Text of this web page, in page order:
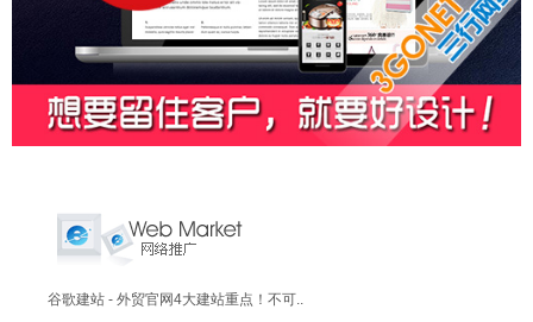
谷歌建站 - 外贸官网4大建站重点！不可..